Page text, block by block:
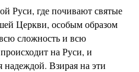
Руси, где почивают святые
Церкви, особым образом
сложность и всю
на Руси, и
надеждой. Взирая на эти